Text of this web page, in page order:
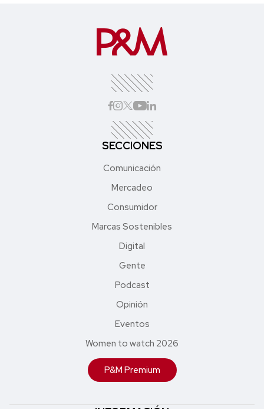
SECCIONES
Comunicación
Mercadeo
Consumidor
Marcas Sostenibles
Digital
Gente
Podcast
Opinión
Eventos
Women to watch 2026
P&M Premium